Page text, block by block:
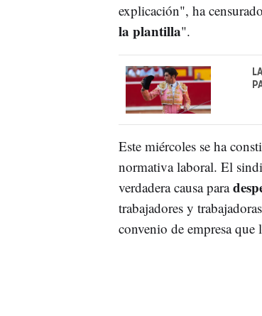
explicación", ha
la plantilla".
Este miércoles se ha
normativa laboral. El
verdadera causa para
trabajadores y
convenio de empresa que